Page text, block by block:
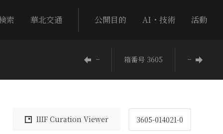
索 華北交通 公開目的 AI・技術 活動
− 箱番号 3605 −
IIIF Curation Viewer 3605-014021-0